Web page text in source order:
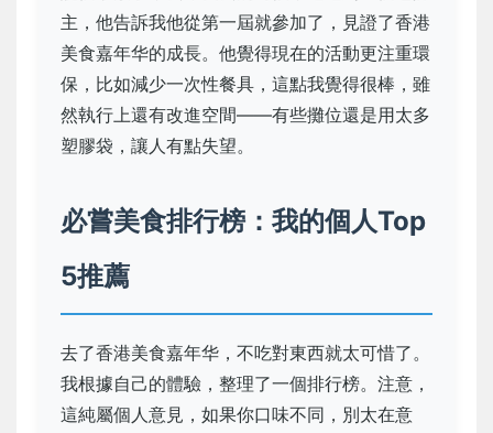
主，他告訴我他從第一屆就參加了，見證了香港
美食嘉年华的成長。他覺得現在的活動更注重環
保，比如減少一次性餐具，這點我覺得很棒，雖
然執行上還有改進空間——有些攤位還是用太多
塑膠袋，讓人有點失望。
必嘗美食排行榜：我的個人Top
5推薦
去了香港美食嘉年华，不吃對東西就太可惜了。
我根據自己的體驗，整理了一個排行榜。注意，
這純屬個人意見，如果你口味不同，別太在意